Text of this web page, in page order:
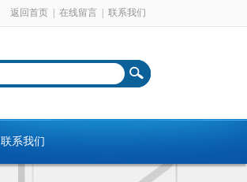
返回首页 在线留言 联系我们
联系我们